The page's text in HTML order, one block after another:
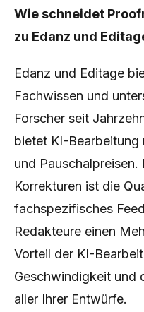
Wie schneidet
zu Edanz und
Edanz und Editage
Fachwissen und
Forscher seit
bietet KI-Bearbeitung
und Pauschalpreisen.
Korrekturen ist die
fachspezifisches
Redakteure einen
Vorteil der KI-
Geschwindigkeit und
aller Ihrer Entwürfe.